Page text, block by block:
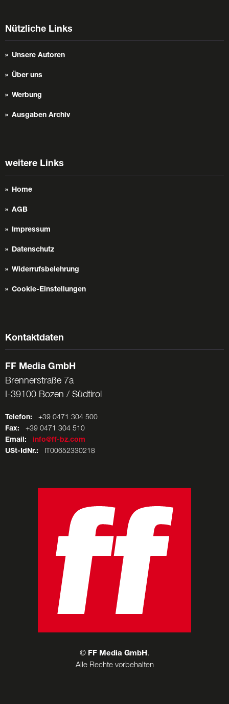
Nützliche Links
Unsere Autoren
Über uns
Werbung
Ausgaben Archiv
weitere Links
Home
AGB
Impressum
Datenschutz
Widerrufsbelehrung
Cookie-Einstellungen
Kontaktdaten
FF Media GmbH
Brennerstraße 7a
I-39100 Bozen / Südtirol
Telefon: +39 0471 304 500
Fax: +39 0471 304 510
Email:
info@ff-bz.com
USt-IdNr.: IT00652330218
© FF Media GmbH.
Alle Rechte vorbehalten